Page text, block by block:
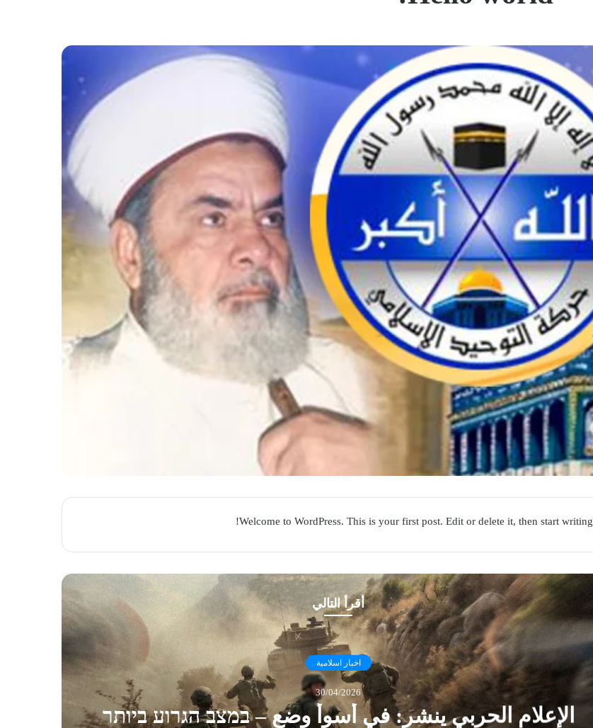
Welcome to WordPress. This is your first post. Edit or delete it, then start writing!
أقرأ التالي
اخبار اسلامية
30/04/2026
الإعلام الحربي ينشر: في أسوأ وضع – במצב הגרוע ביותר